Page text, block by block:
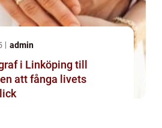
admin
i Linköping till
att fånga livets